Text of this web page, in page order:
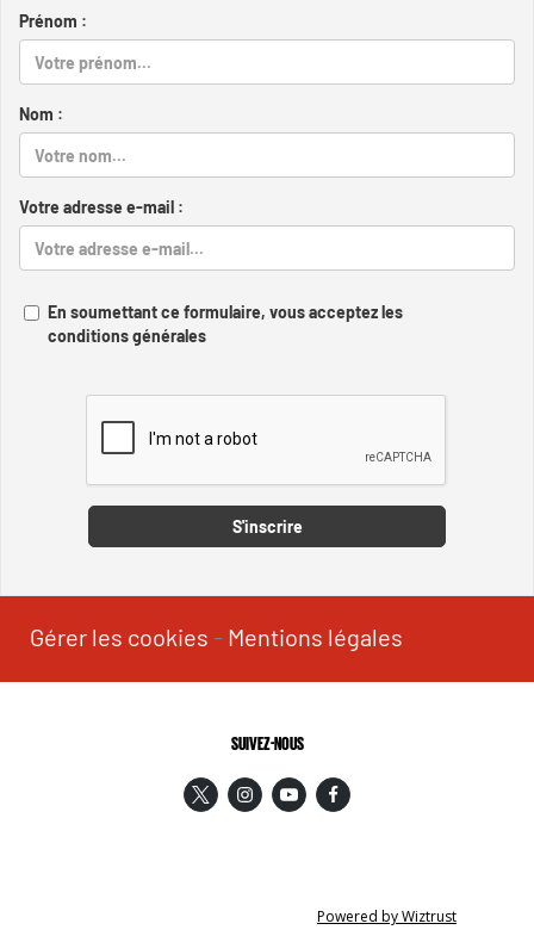
Prénom :
Nom :
Votre adresse e-mail :
En soumettant ce formulaire, vous acceptez les
conditions générales
S'inscrire
Gérer les cookies - Mentions légales
SUIVEZ-NOUS
Powered by Wiztrust